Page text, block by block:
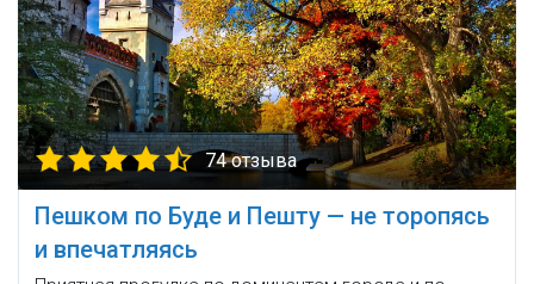
74 отзыва
Пешком по Буде и Пешту — не торопясь
и впечатляясь